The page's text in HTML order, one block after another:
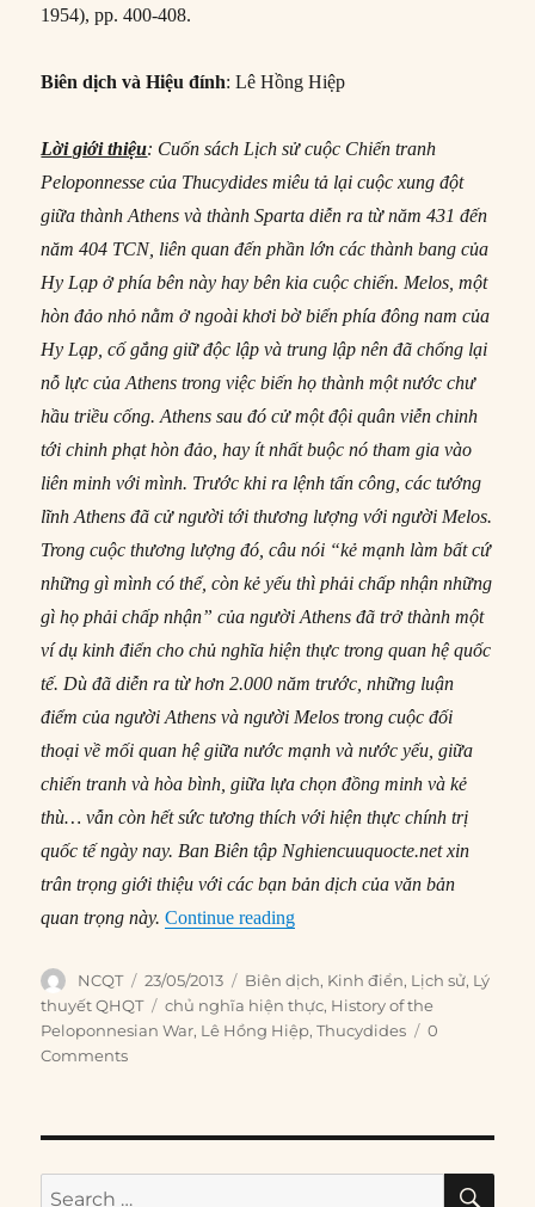
1954), pp. 400-408.
Biên dịch và Hiệu đính: Lê Hồng Hiệp
Lời giới thiệu: Cuốn sách Lịch sử cuộc Chiến tranh
Peloponnesse của Thucydides miêu tả lại cuộc xung đột
giữa thành Athens và thành Sparta diễn ra từ năm 431 đến
năm 404 TCN, liên quan đến phần lớn các thành bang của
Hy Lạp ở phía bên này hay bên kia cuộc chiến. Melos, một
hòn đảo nhỏ nằm ở ngoài khơi bờ biển phía đông nam của
Hy Lạp, cố gắng giữ độc lập và trung lập nên đã chống lại
nỗ lực của Athens trong việc biến họ thành một nước chư
hầu triều cống. Athens sau đó cử một đội quân viễn chinh
tới chinh phạt hòn đảo, hay ít nhất buộc nó tham gia vào
liên minh với mình. Trước khi ra lệnh tấn công, các tướng
lĩnh Athens đã cử người tới thương lượng với người Melos.
Trong cuộc thương lượng đó, câu nói “kẻ mạnh làm bất cứ
những gì mình có thể, còn kẻ yếu thì phải chấp nhận những
gì họ phải chấp nhận” của người Athens đã trở thành một
ví dụ kinh điển cho chủ nghĩa hiện thực trong quan hệ quốc
tế. Dù đã diễn ra từ hơn 2.000 năm trước, những luận
điểm của người Athens và người Melos trong cuộc đối
thoại về mối quan hệ giữa nước mạnh và nước yếu, giữa
chiến tranh và hòa bình, giữa lựa chọn đồng minh và kẻ
thù… vẫn còn hết sức tương thích với hiện thực chính trị
quốc tế ngày nay. Ban Biên tập Nghiencuuquocte.net xin
trân trọng giới thiệu với các bạn bản dịch của văn bản
quan trọng này. Continue reading“#7 – Cuộc đối thoại ở Melos”
Author
NCQT
Posted
on
23/05/2013 Categories
Biên dịch, Kinh điển, Lịch sử, Lý
thuyết QHQT
Tags
chủ nghĩa hiện thực, History of the
Peloponnesian War, Lê Hồng Hiệp,Thucydides
0
Comments
Search